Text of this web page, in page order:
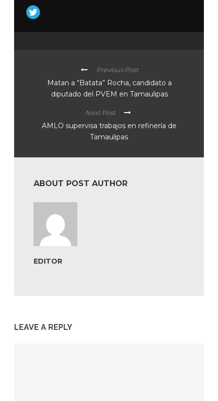
Previous Post
Matan a “Batata” Rocha, candidato a
diputado del PVEM en Tamaulipas
Next Post
AMLO supervisa trabajos en refinería de
Tamaulipas
ABOUT POST AUTHOR
EDITOR
LEAVE A REPLY